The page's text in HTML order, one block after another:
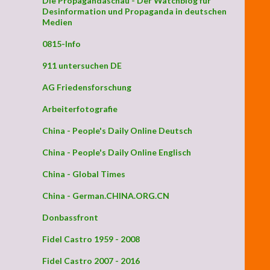
letzter Appell“
Desinformation und Propaganda in deutschen
Medien
0815-Info
911 untersuchen DE
AG Friedensforschung
Arbeiterfotografie
China - People's Daily Online Deutsch
China - People's Daily Online Englisch
China - Global Times
China - German.CHINA.ORG.CN
Donbassfront
Fidel Castro 1959 - 2008
Fidel Castro 2007 - 2016